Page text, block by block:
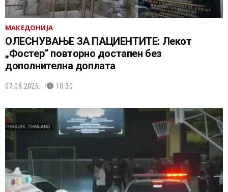
МАКЕДОНИЈА
ОЛЕСНУВАЊЕ ЗА ПАЦИЕНТИТЕ: Лекот
„Фостер“ повторно достапен без
дополнителна доплата
07.08.2026. 10:30